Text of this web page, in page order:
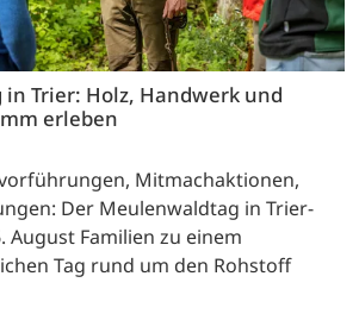
Trier: Holz, Handwerk und
erleben
Mitmachaktionen,
Der Meulenwaldtag in Trier-
August Familien zu einem
Tag rund um den Rohstoff